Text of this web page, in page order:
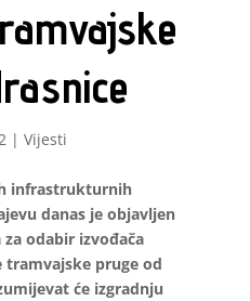
| Vijesti
infrastrukturnih
danas je objavljen
odabir izvođača
tramvajske pruge od
će izgradnju